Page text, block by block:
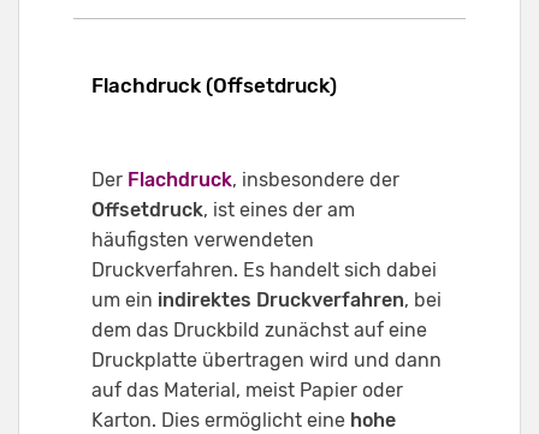
Flachdruck (Offsetdruck)
Der Flachdruck, insbesondere der
Offsetdruck, ist eines der am
häufigsten verwendeten
Druckverfahren. Es handelt sich dabei
um ein indirektes Druckverfahren, bei
dem das Druckbild zunächst auf eine
Druckplatte übertragen wird und dann
auf das Material, meist Papier oder
Karton. Dies ermöglicht eine hohe